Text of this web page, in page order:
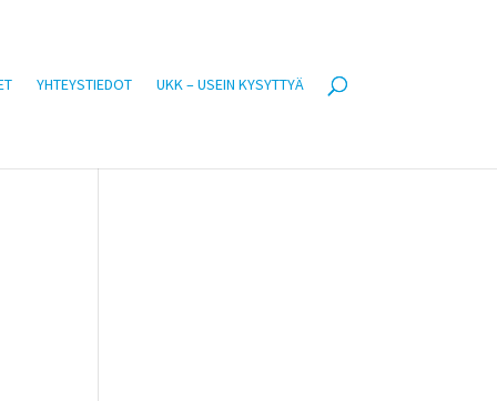
YHTEYSTIEDOT UKK – USEIN KYSYTTYÄ